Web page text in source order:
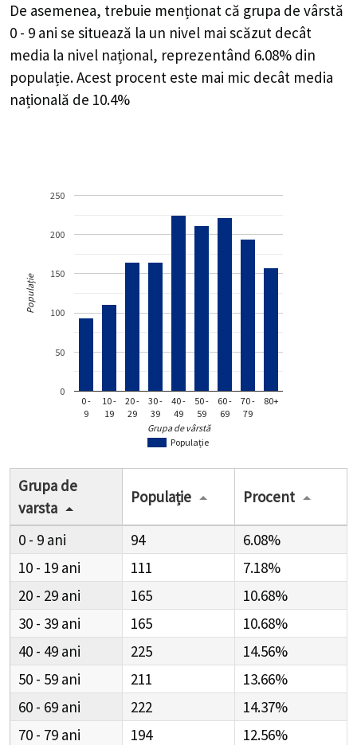
De asemenea, trebuie menționat că grupa de vârstă
0 - 9 ani se situează la un nivel mai scăzut decât
media la nivel național, reprezentând 6.08% din
populație. Acest procent este mai mic decât media
națională de 10.4%
Populație
0 -
9
10 -
19
20 -
29
30 -
39
40 -
49
50 -
59
60 -
69
70 -
79
80+
0
50
100
150
200
250
Grupa de vârstă
Populație
Grupa de
varsta
Populație Procent
0 - 9 94
6.08%
10 - 19
111
7.18%
20 - 29
165
10.68%
30 - 39
165
10.68%
40 - 49
225
14.56%
50 - 59
211
13.66%
60 - 69
222
14.37%
70 - 79
194
12.56%